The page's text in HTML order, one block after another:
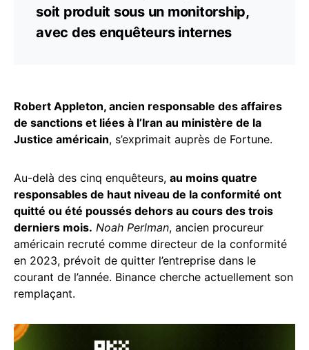
soit produit sous un monitorship,
avec des enquêteurs internes
Robert Appleton, ancien responsable des affaires
de sanctions et liées à l’Iran au ministère de la
Justice américain, s’exprimait auprès de Fortune.
Au-delà des cinq enquêteurs, au moins quatre
responsables de haut niveau de la conformité ont
quitté ou été poussés dehors au cours des trois
derniers mois. Noah Perlman, ancien procureur
américain recruté comme directeur de la conformité
en 2023, prévoit de quitter l’entreprise dans le
courant de l’année. Binance cherche actuellement son
remplaçant.